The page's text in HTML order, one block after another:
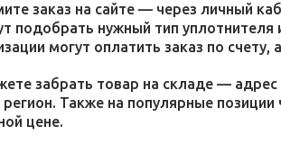
заказ на сайте — через личный
подобрать нужный тип уплотнителя
могут оплатить заказ по
забрать товар на складе —
Также на популярные
цене.